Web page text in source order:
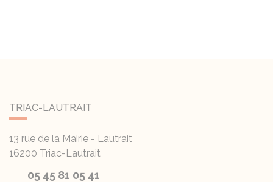
TRIAC-LAUTRAIT
13 rue de la Mairie - Lautrait
16200 Triac-Lautrait
05 45 81 05 41